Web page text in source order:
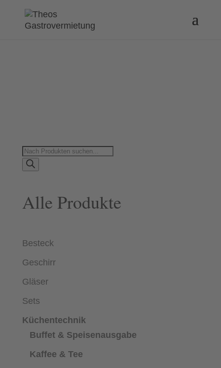
Products
search
Alle Produkte
Besteck
Geschirr
Gläser
Sets
Küchentechnik
Buffet & Speisenausgabe
Kaffee & Tee